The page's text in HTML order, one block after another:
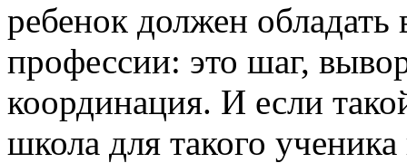
ребенок должен
профессии: это шаг,
координация. И если
школа для такого